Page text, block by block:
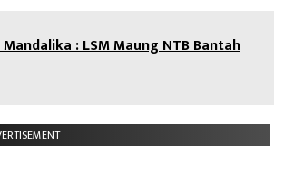
: LSM Maung NTB Bantah